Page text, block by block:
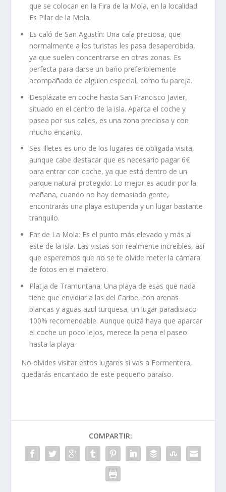
que se colocan en la Fira de la Mola, en la localidad
Es Pilar de la Mola.
Es caló de San Agustín: Una cala preciosa, que
normalmente a los turistas les pasa desapercibida,
ya que suelen concentrarse en otras zonas. Es
perfecta para darse un baño preferiblemente
acompañado de alguien especial, como tu pareja.
Desplázate en coche hasta San Francisco Javier,
situado en el centro de la isla. Aparca el coche y
pasea por sus calles, es una zona preciosa y con
mucho encanto.
Ses Illetes es uno de los lugares de obligada visita,
aunque cabe destacar que es necesario pagar 6€
para entrar con coche, ya que está dentro de un
parque natural protegido. Lo mejor es acudir por la
mañana, cuando no hay demasiada gente,
encontrarás una playa estupenda y un lugar bastante
tranquilo.
Far de La Mola: Es el punto más elevado y más al
este de la isla. Las vistas son realmente increíbles, así
que esperemos que no se te olvide meter la cámara
de fotos en el maletero.
Platja de Tramuntana: Una playa de esas que nada
tiene que envidiar a las del Caribe, con arenas
blancas y aguas azul turquesa, un lugar paradisiaco
100% recomendable. Aunque quizá haya que aparcar
el coche un poco lejos, merece la pena el paseo
hasta la playa.
No olvides visitar estos lugares si vas a Formentera,
quedarás encantado de este pequeño paraíso.
COMPARTIR: